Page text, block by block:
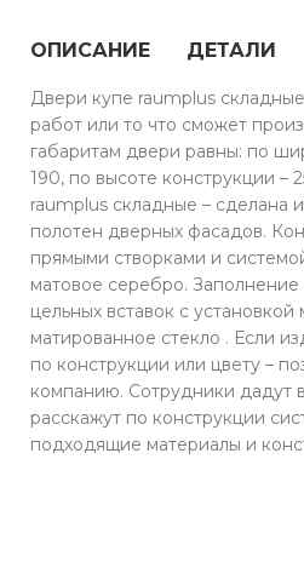
ОПИСАНИЕ ДЕТАЛИ
Двери купе raumplus
работ или то что сможет
габаритам двери равны: по
190, по высоте конструкции –
raumplus складные – сделана
полотен дверных фасадов.
прямыми створками и
матовое серебро. Заполнение
цельных вставок с установкой
матированное стекло . Если
по конструкции или цвету –
компанию. Сотрудники дадут
расскажут по конструкции
подходящие материалы и